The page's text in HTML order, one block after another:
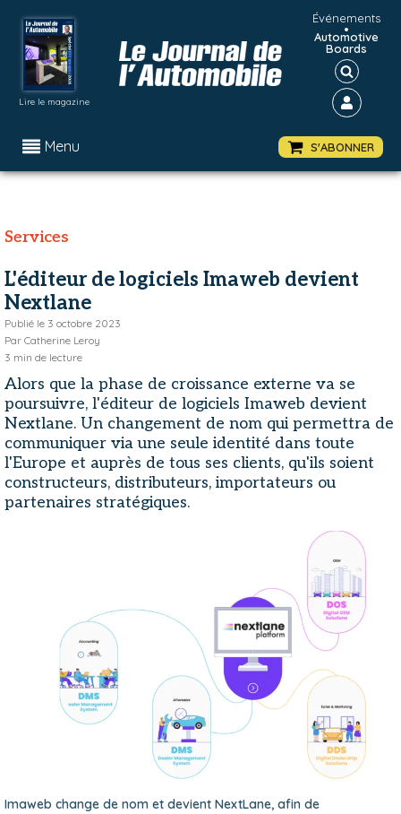
Lire le magazine
Événements
•
Automotive
Boards
Menu S'ABONNER
Services
L'éditeur de logiciels Imaweb devient
Nextlane
Publié le 3 octobre 2023
Par Catherine Leroy
3 min de lecture
Alors que la phase de croissance externe va se
poursuivre, l'éditeur de logiciels Imaweb devient
Nextlane. Un changement de nom qui permettra de
communiquer via une seule identité dans toute
l'Europe et auprès de tous ses clients, qu'ils soient
constructeurs, distributeurs, importateurs ou
partenaires stratégiques.
Imaweb change de nom et devient NextLane, afin de